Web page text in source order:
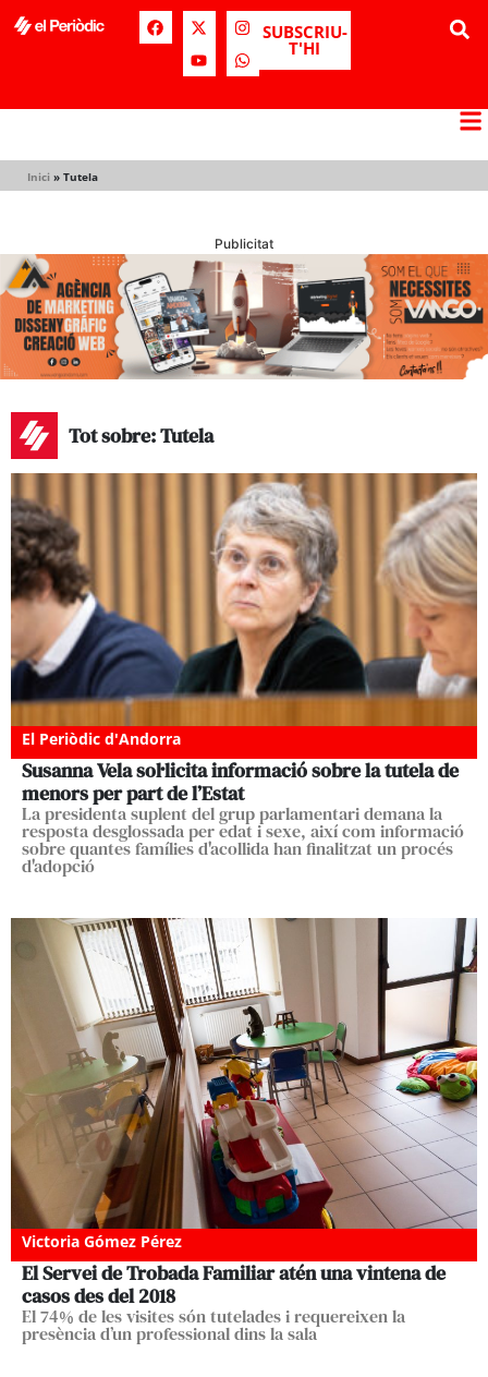
SUBSCRIU-
T'HI
Inici » Tutela
Publicitat
Tot sobre: Tutela
El Periòdic d'Andorra
Susanna Vela sol·licita informació sobre la tutela de
menors per part de l’Estat
La presidenta suplent del grup parlamentari demana la
resposta desglossada per edat i sexe, així com informació
sobre quantes famílies d'acollida han finalitzat un procés
d'adopció
Victoria Gómez Pérez
El Servei de Trobada Familiar atén una vintena de
casos des del 2018
El 74% de les visites són tutelades i requereixen la
presència d’un professional dins la sala